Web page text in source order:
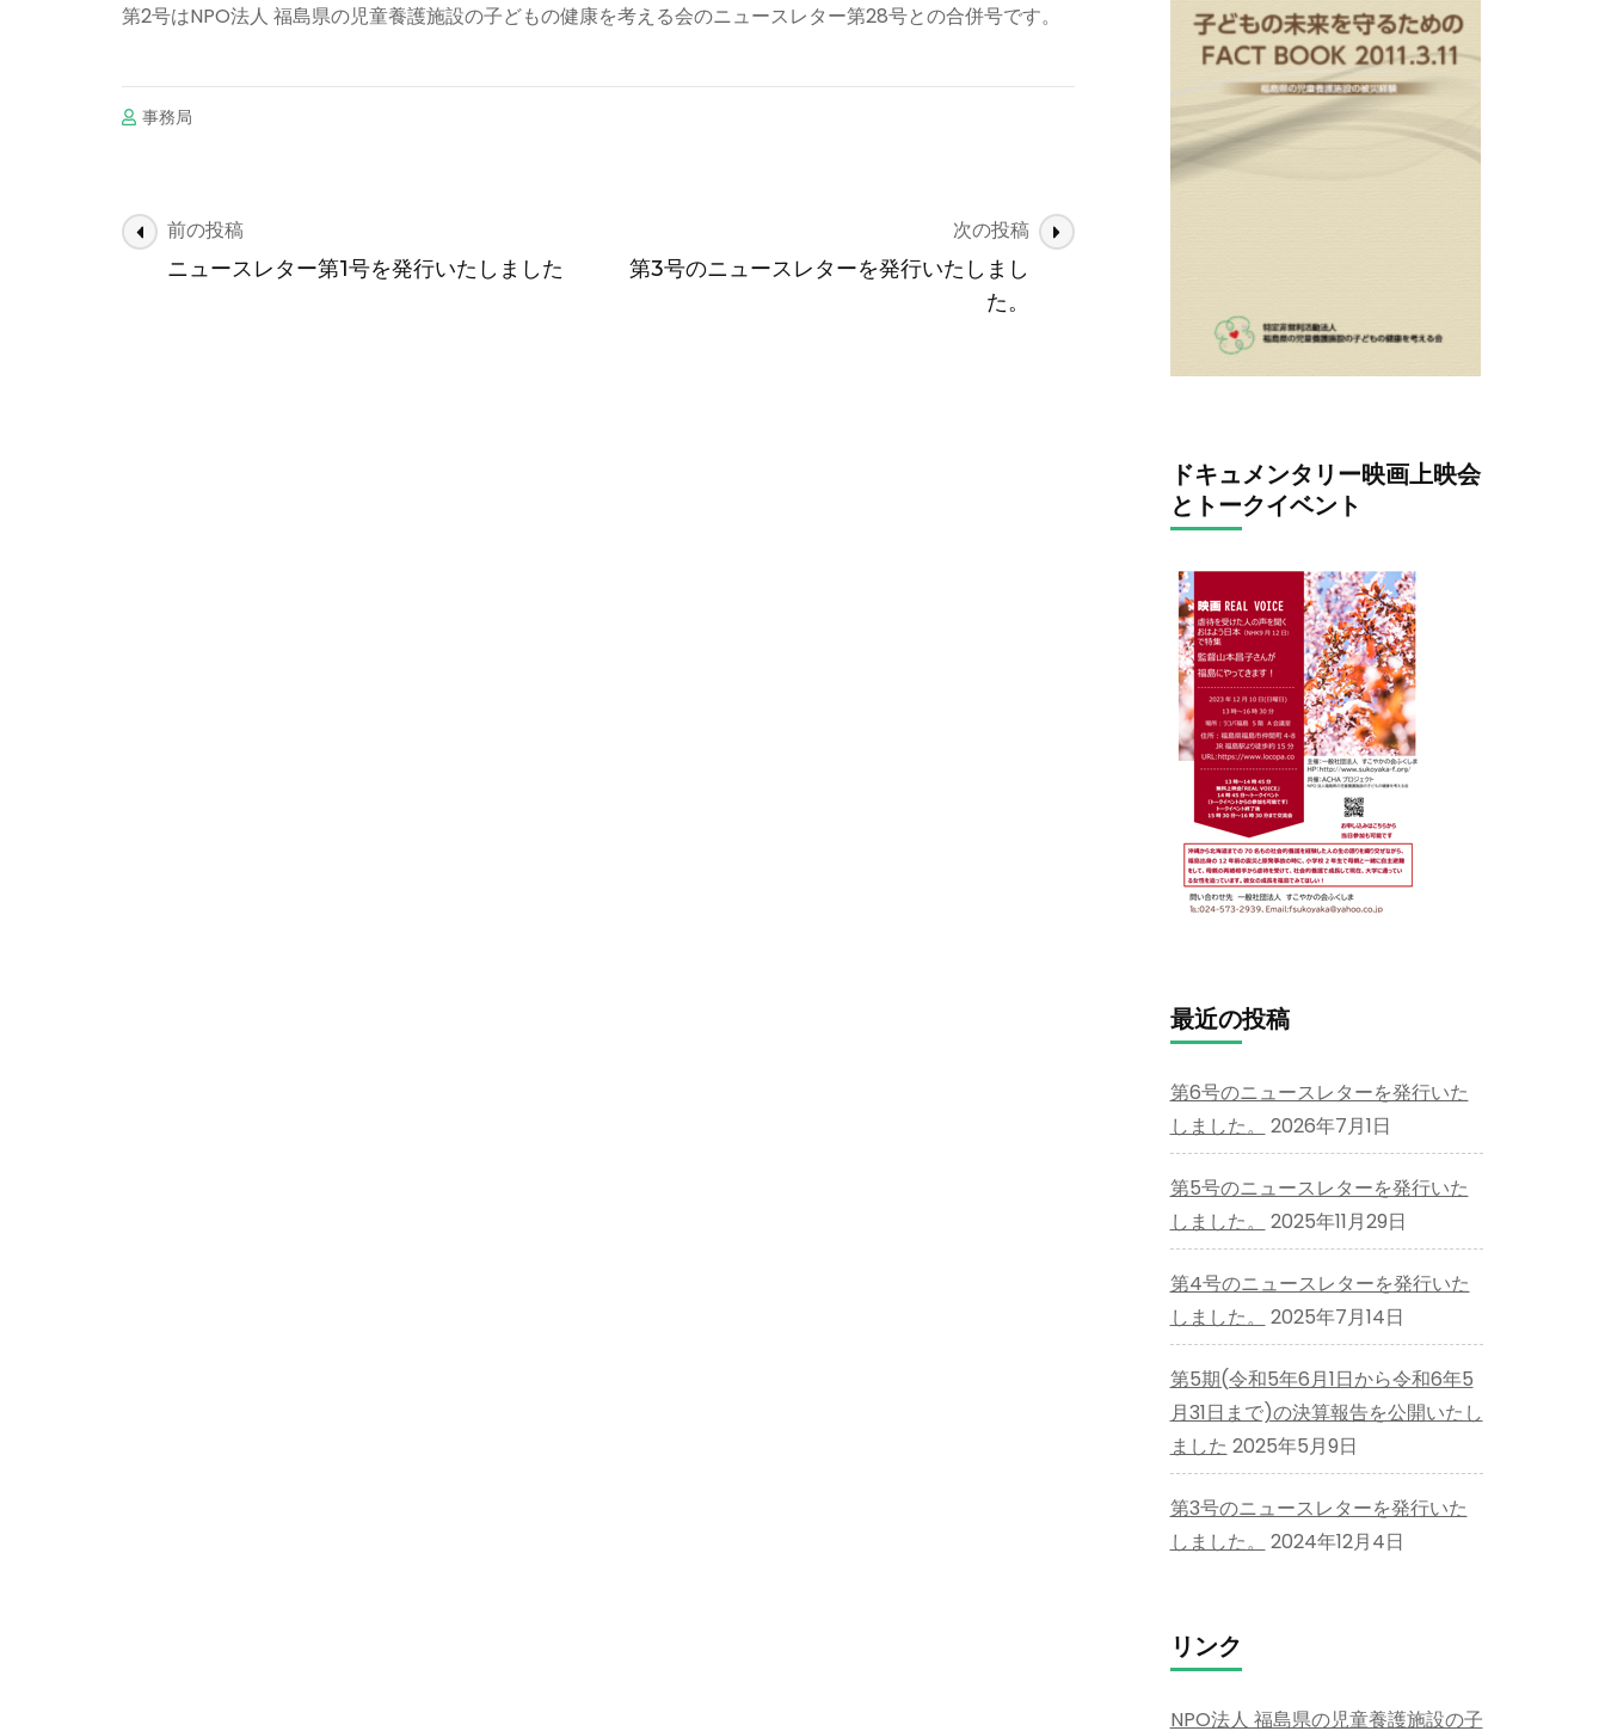
第2号はNPO法人 福島県の児童養護施設の子どもの健康を考える会のニュースレター第28号との合併号です。
事務局
投
稿
前の投稿
ニュースレター第1号を発行いたしました
次の投稿
第3号のニュースレターを発行いたしまし
た。
ドキュメンタリー映画上映会
とトークイベント
最近の投稿
第6号のニュースレターを発行いた
しました。
2026年7月1日
第5号のニュースレターを発行いた
しました。
2025年11月29日
第4号のニュースレターを発行いた
しました。
2025年7月14日
第5期(令和5年6月1日から令和6年5
月31日まで)の決算報告を公開いたし
ました 2025年5月9日
第3号のニュースレターを発行いた
しました。
2024年12月4日
リンク
NPO法人 福島県の児童養護施設の子